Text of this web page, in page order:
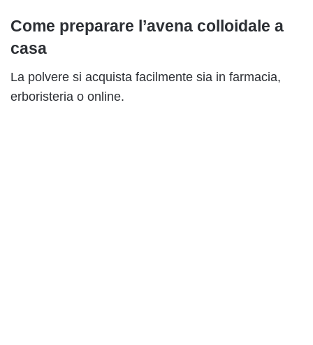
Come preparare l’avena colloidale a
casa
La polvere si acquista facilmente sia in farmacia,
erboristeria o online.